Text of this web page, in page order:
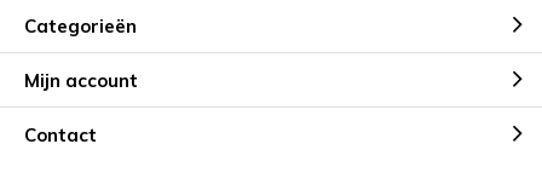
Categorieën
Mijn account
Contact